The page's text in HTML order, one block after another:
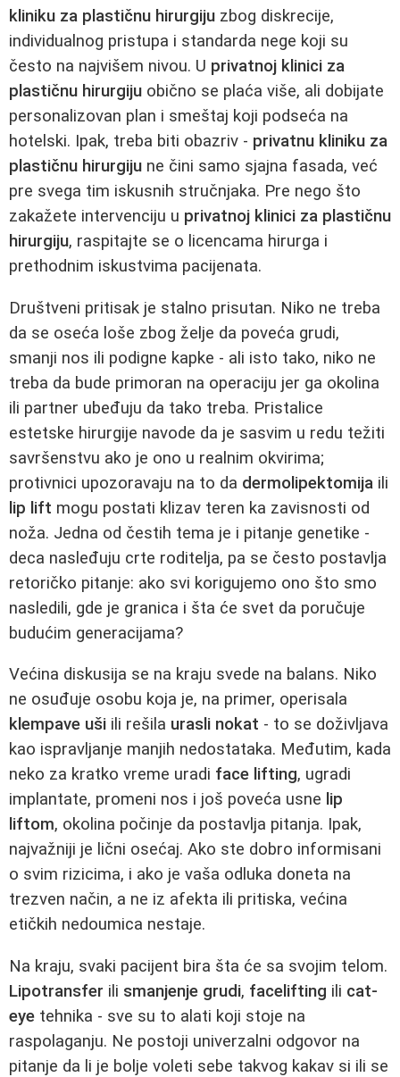
kliniku za plastičnu hirurgiju zbog diskrecije,
individualnog pristupa i standarda nege koji su
često na najvišem nivou. U privatnoj klinici za
plastičnu hirurgiju obično se plaća više, ali dobijate
personalizovan plan i smeštaj koji podseća na
hotelski. Ipak, treba biti obazriv - privatnu kliniku za
plastičnu hirurgiju ne čini samo sjajna fasada, već
pre svega tim iskusnih stručnjaka. Pre nego što
zakažete intervenciju u privatnoj klinici za plastičnu
hirurgiju, raspitajte se o licencama hirurga i
prethodnim iskustvima pacijenata.
Društveni pritisak je stalno prisutan. Niko ne treba
da se oseća loše zbog želje da poveća grudi,
smanji nos ili podigne kapke - ali isto tako, niko ne
treba da bude primoran na operaciju jer ga okolina
ili partner ubeđuju da tako treba. Pristalice
estetske hirurgije navode da je sasvim u redu težiti
savršenstvu ako je ono u realnim okvirima;
protivnici upozoravaju na to da dermolipektomija ili
lip lift mogu postati klizav teren ka zavisnosti od
noža. Jedna od čestih tema je i pitanje genetike -
deca nasleđuju crte roditelja, pa se često postavlja
retoričko pitanje: ako svi korigujemo ono što smo
nasledili, gde je granica i šta će svet da poručuje
budućim generacijama?
Većina diskusija se na kraju svede na balans. Niko
ne osuđuje osobu koja je, na primer, operisala
klempave uši ili rešila urasli nokat - to se doživljava
kao ispravljanje manjih nedostataka. Međutim, kada
neko za kratko vreme uradi face lifting, ugradi
implantate, promeni nos i još poveća usne lip
liftom, okolina počinje da postavlja pitanja. Ipak,
najvažniji je lični osećaj. Ako ste dobro informisani
o svim rizicima, i ako je vaša odluka doneta na
trezven način, a ne iz afekta ili pritiska, većina
etičkih nedoumica nestaje.
Na kraju, svaki pacijent bira šta će sa svojim telom.
Lipotransfer ili smanjenje grudi, facelifting ili cat-
eye tehnika - sve su to alati koji stoje na
raspolaganju. Ne postoji univerzalni odgovor na
pitanje da li je bolje voleti sebe takvog kakav si ili se